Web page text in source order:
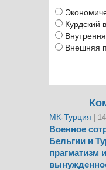
Курдский
Внешняя
МК-Турция |
Военное
Бельгии и
прагматизм